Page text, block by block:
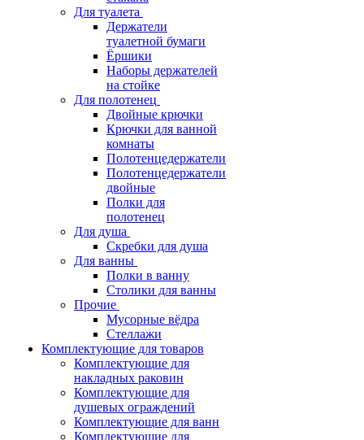
Для туалета
Держатели
туалетной бумаги
Ёршики
Наборы держателей
на стойке
Для полотенец
Двойные крючки
Крючки для ванной
комнаты
Полотенцедержатели
Полотенцедержатели
двойные
Полки для
полотенец
Для душа
Скребки для душа
Для ванны
Полки в ванну
Столики для ванны
Прочие
Мусорные вёдра
Стеллажи
Комплектующие для товаров
Комплектующие для
накладных раковин
Комплектующие для
душевых ограждений
Комплектующие для ванн
Комплектующие для